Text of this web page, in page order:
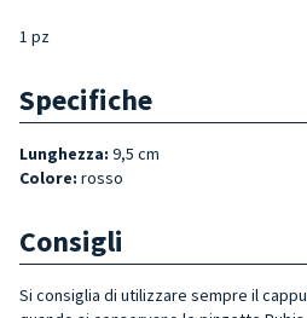
1 pz
Specifiche
Lunghezza: 9,5 cm
Colore: rosso
Consigli
Si consiglia di utilizzare sempre il